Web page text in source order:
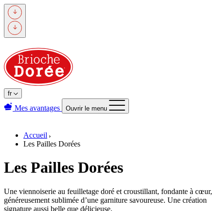
Passer
au
contenu
principal
fr
Mes avantages Ouvrir le menu
Accueil
Les Pailles Dorées
Les Pailles Dorées
Une viennoiserie au feuilletage doré et croustillant, fondante à cœur,
généreusement sublimée d’une garniture savoureuse. Une création
signature aussi belle que délicieuse.